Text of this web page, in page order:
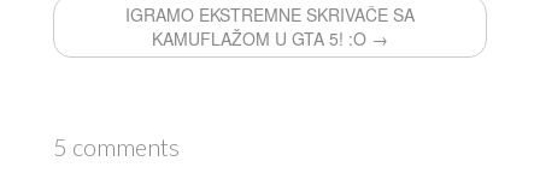
IGRAMO EKSTREMNE SKRIVAČE SA
KAMUFLAŽOM U GTA 5! :O →
5 comments